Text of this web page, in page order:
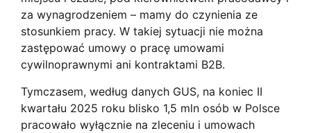
za wynagrodzeniem – mamy do czynienia ze
stosunkiem pracy. W takiej sytuacji nie można
zastępować umowy o pracę umowami
cywilnoprawnymi ani kontraktami B2B.
Tymczasem, według danych GUS, na koniec II
kwartału 2025 roku blisko 1,5 mln osób w Polsce
pracowało wyłącznie na zleceniu i umowach